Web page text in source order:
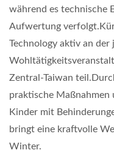
während es technische
Aufwertung
Technology aktiv an der
Zentral-Taiwan
praktische
Kinder mit
bringt eine kraftvolle
Winter.